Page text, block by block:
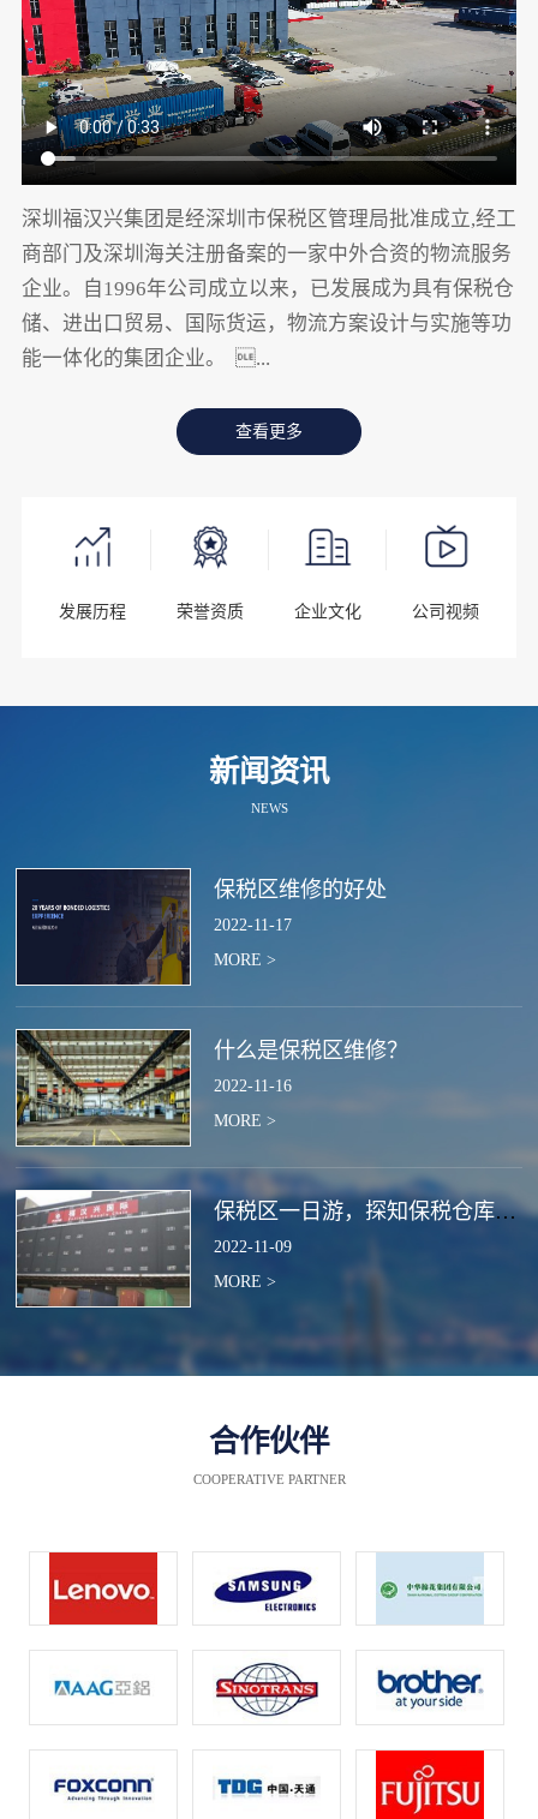
深圳福汉兴集团是经深圳市保税区管理局批准成立,经工
商部门及深圳海关注册备案的一家中外合资的物流服务
企业。自1996年公司成立以来，已发展成为具有保税仓
储、进出口贸易、国际货运，物流方案设计与实施等功
能一体化的集团企业。 ...
查看更多
发展历程 荣誉资质 企业文化 公司视频
新闻资讯
NEWS
保税区维修的好处
2022-11-17
MORE >
什么是保税区维修？
2022-11-16
MORE >
保税区一日游，探知保税仓库的作用
2022-11-09
MORE >
合作伙伴
COOPERATIVE PARTNER